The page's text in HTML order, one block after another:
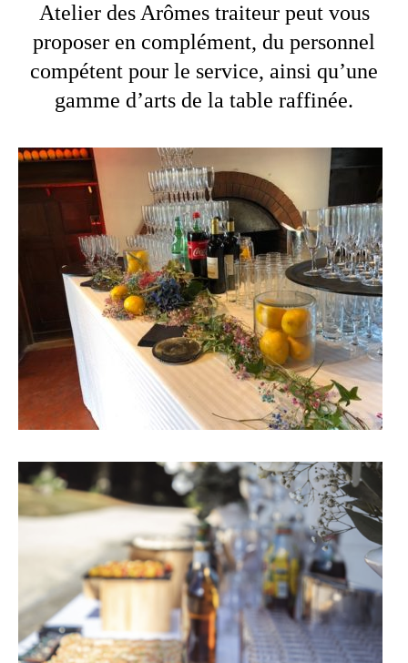
Atelier des Arômes traiteur peut vous
proposer en complément, du personnel
compétent pour le service, ainsi qu’une
gamme d’arts de la table raffinée.